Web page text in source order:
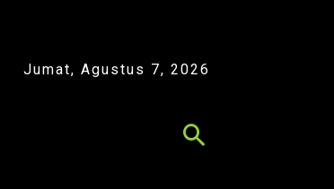
Jumat, Agustus 7, 2026